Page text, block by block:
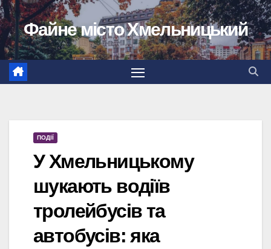
Перейти
до
вмісту
Файне місто Хмельницький
ПОДІЇ
У Хмельницькому
шукають водіїв
тролейбусів та
автобусів: яка